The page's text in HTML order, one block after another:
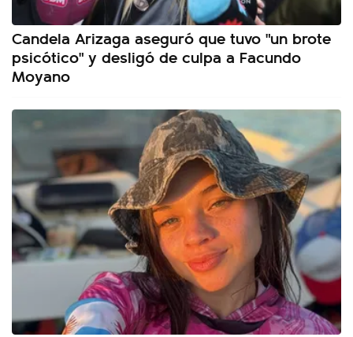
Candela Arizaga aseguró que tuvo "un brote
psicótico" y desligó de culpa a Facundo
Moyano